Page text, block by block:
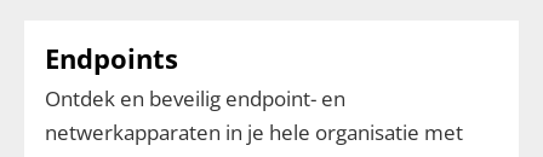
Endpoints
Ontdek en beveilig endpoint- en
netwerkapparaten in je hele organisatie met